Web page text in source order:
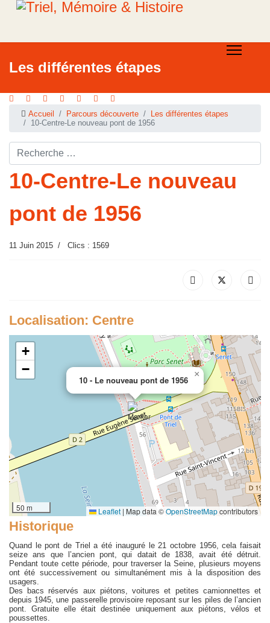
Les différentes étapes
Accueil Parcours découverte
Les différentes étapes
10-Centre-Le nouveau pont de 1956
Rechercher ...
10-Centre-Le nouveau
pont de 1956
11 Juin 2015 Clics : 1569
Localisation: Centre
10 - Le nouveau pont de 1956
×
+
−
50 m Leaflet | Map data ©OpenStreetMapcontributors
Historique
Quand le pont de Triel a été inauguré le 21 octobre 1956, cela faisait
seize ans que l’ancien pont, qui datait de 1838, avait été détruit.
Pendant toute cette période, pour traverser la Seine, plusieurs moyens
ont été successivement ou simultanément mis à la disposition des
usagers.
Des bacs réservés aux piétons, voitures et petites camionnettes et
depuis 1945, une passerelle provisoire reposant sur les piles de l’ancien
pont. Gratuite elle était destinée uniquement aux piétons, vélos et
poussettes.